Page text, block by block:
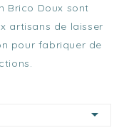
Brico Doux sont
artisans de laisser
pour fabriquer de
